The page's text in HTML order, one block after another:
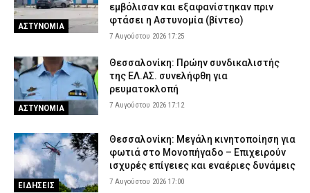
ΑΣΤΥΝΟΜΙΑ
εμβόλισαν και εξαφανίστηκαν πριν
φτάσει η Αστυνομία (βίντεο)
7 Αυγούστου 2026 17:25
ΑΣΤΥΝΟΜΙΑ
Θεσσαλονίκη: Πρώην συνδικαλιστής
της ΕΛ.ΑΣ. συνελήφθη για
ρευματοκλοπή
7 Αυγούστου 2026 17:12
ΕΙΔΗΣΕΙΣ
Θεσσαλονίκη: Μεγάλη κινητοποίηση για
φωτιά στο Μονοπήγαδο – Επιχειρούν
ισχυρές επίγειες και εναέριες δυνάμεις
7 Αυγούστου 2026 17:00